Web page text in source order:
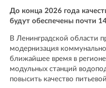
До конца 2026 года
будут обеспечены почти
В Ленинградской области
модернизация
ближайшее время в
модульных станций
повысить качество